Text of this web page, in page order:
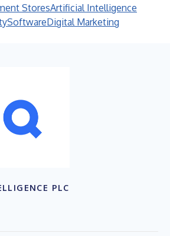
StoresArtificial Intelligence
SoftwareDigital Marketing
PLC